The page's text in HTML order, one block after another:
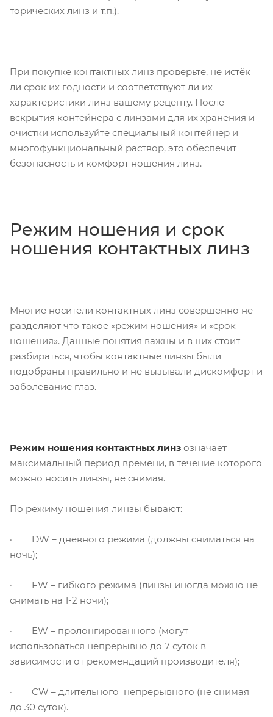
торических линз и т.п.).
При покупке контактных линз проверьте, не истёк
ли срок их годности и соответствуют ли их
характеристики линз вашему рецепту. После
вскрытия контейнера с линзами для их хранения и
очистки используйте специальный контейнер и
многофункциональный раствор, это обеспечит
безопасность и комфорт ношения линз.
Режим ношения и срок
ношения контактных линз
Многие носители контактных линз совершенно не
разделяют что такое «режим ношения» и «срок
ношения». Данные понятия важны и в них стоит
разбираться, чтобы контактные линзы были
подобраны правильно и не вызывали дискомфорт и
заболевание глаз.
Режим ношения контактных линз означает
максимальный период времени, в течение которого
можно носить линзы, не снимая.
По режиму ношения линзы бывают:
· DW – дневного режима (должны сниматься на
ночь);
· FW – гибкого режима (линзы иногда можно не
снимать на 1-2 ночи);
· EW – пролонгированного (могут
использоваться непрерывно до 7 суток в
зависимости от рекомендаций производителя);
· CW – длительного непрерывного (не снимая
до 30 суток).